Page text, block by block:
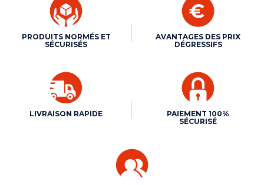
PRODUITS NORMÉS ET
SÉCURISÉS
AVANTAGES DES PRIX
DÉGRESSIFS
LIVRAISON RAPIDE
PAIEMENT 100%
SÉCURISÉ